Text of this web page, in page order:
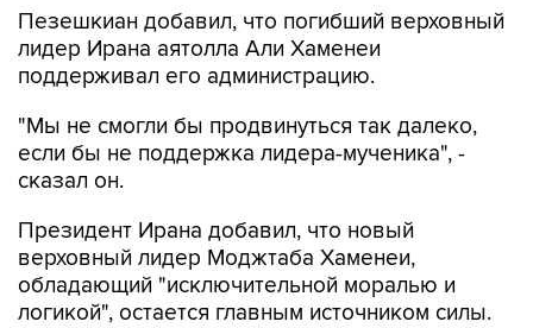
Пезешкиан добавил, что погибший верховный
лидер Ирана аятолла Али Хаменеи
поддерживал его администрацию.
"Мы не смогли бы продвинуться так далеко,
если бы не поддержка лидера-мученика", -
сказал он.
Президент Ирана добавил, что новый
верховный лидер Моджтаба Хаменеи,
обладающий "исключительной моралью и
логикой", остается главным источником силы.